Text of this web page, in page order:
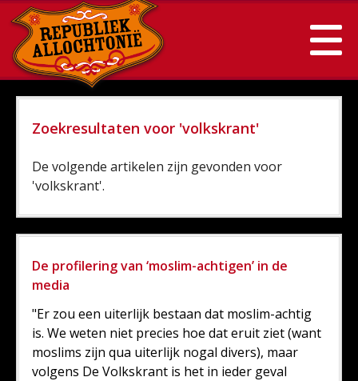
Zoekresultaten voor 'volkskrant'
De volgende artikelen zijn gevonden voor
'volkskrant'.
De profilering van ‘moslim-achtigen’ in de
media
"Er zou een uiterlijk bestaan dat moslim-achtig
is. We weten niet precies hoe dat eruit ziet (want
moslims zijn qua uiterlijk nogal divers), maar
volgens De Volkskrant is het in ieder geval